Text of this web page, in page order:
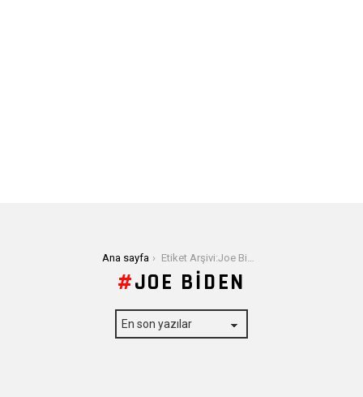
Ana sayfa Etiket Arşivi:Joe Biden
JOE BIDEN